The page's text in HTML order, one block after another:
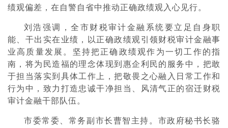
绩观偏差，在自警自省中推动正确政绩观入心见行。
刘浩强调，全市财税审计金融系统要立足自身职
能、干出实在业绩，以正确政绩观引领财税审计金融事
业高质量发展。坚持把正确政绩观作为一切工作的指
南，将为民造福的理念体现到惠企利民的服务中，把敢
于担当落实到具体工作上，把敬畏之心融入日常工作和
行为中，致力打造忠诚干净担当、风清气正的宿迁财税
审计金融干部队伍。
市委常委、常务副市长曹智主持。市政府秘书长骆